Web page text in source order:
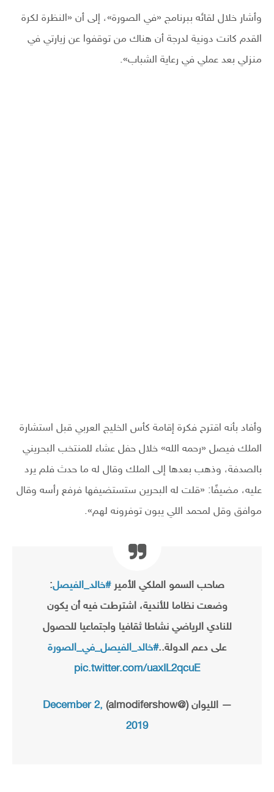
وأشار خلال لقائه ببرنامج «في الصورة»، إلى أن «النظرة لكرة
القدم كانت دونية لدرجة أن هناك من توقفوا عن زيارتي في
منزلي بعد عملي في رعاية الشباب».
وأفاد بأنه اقترح فكرة إقامة كأس الخليج العربي قبل استشارة
الملك فيصل «رحمه الله» خلال حفل عشاء للمنتخب البحريني
بالصدفة، وذهب بعدها إلى الملك وقال له ما حدث فلم يرد
عليه، مضيفًا: «قلت له البحرين ستستضيفها فرفع رأسه وقال
موافق وقل لمحمد اللي يبون توفرونه لهم».
صاحب السمو الملكي الأمير#خالد_الفيصل:
وضعت نظاما للأندية، اشترطت فيه أن يكون
للنادي الرياضي نشاطا ثقافيا واجتماعيا للحصول
على دعم الدولة..#خالد_الفيصل_في_الصورة
pic.twitter.com/uaxIL2qcuE
— الليوان (@almodifershow)
December 2,
2019